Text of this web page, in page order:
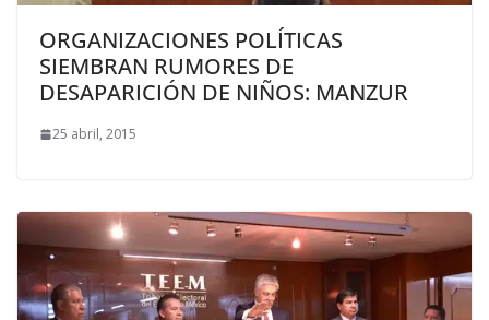
ORGANIZACIONES POLÍTICAS
SIEMBRAN RUMORES DE
DESAPARICIÓN DE NIÑOS: MANZUR
25 abril, 2015